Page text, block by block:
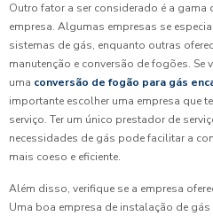
Outro fator a ser considerado é a gama
empresa. Algumas empresas se
sistemas de gás, enquanto outras
manutenção e conversão de fogões. Se
uma conversão de fogão para gás
importante escolher uma empresa que
serviço. Ter um único prestador de
necessidades de gás pode facilitar a
mais coeso e eficiente.
Além disso, verifique se a empresa
Uma boa empresa de instalação de